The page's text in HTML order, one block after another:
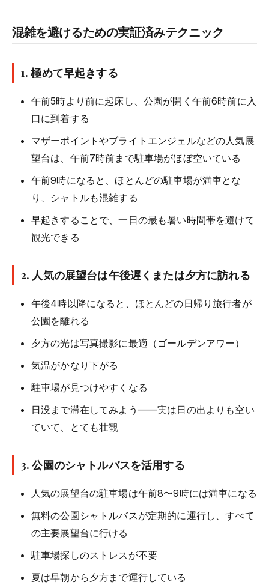
混雑を避けるための実証済みテクニック
1. 極めて早起きする
午前5時より前に起床し、公園が開く午前6時前に入
口に到着する
マザーポイントやブライトエンジェルなどの人気展
望台は、午前7時前まで駐車場がほぼ空いている
午前9時になると、ほとんどの駐車場が満車とな
り、シャトルも混雑する
早起きすることで、一日の最も暑い時間帯を避けて
観光できる
2. 人気の展望台は午後遅くまたは夕方に訪れる
午後4時以降になると、ほとんどの日帰り旅行者が
公園を離れる
夕方の光は写真撮影に最適（ゴールデンアワー）
気温がかなり下がる
駐車場が見つけやすくなる
日没まで滞在してみよう——実は日の出よりも空い
ていて、とても壮観
3. 公園のシャトルバスを活用する
人気の展望台の駐車場は午前8〜9時には満車になる
無料の公園シャトルバスが定期的に運行し、すべて
の主要展望台に行ける
駐車場探しのストレスが不要
夏は早朝から夕方まで運行している